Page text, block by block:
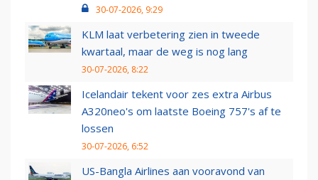
30-07-2026, 9:29
KLM laat verbetering zien in tweede
kwartaal, maar de weg is nog lang
30-07-2026, 8:22
Icelandair tekent voor zes extra Airbus
A320neo's om laatste Boeing 757's af te
lossen
30-07-2026, 6:52
US-Bangla Airlines aan vooravond van